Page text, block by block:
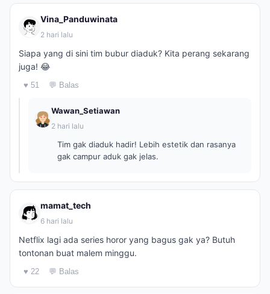
Vina_Panduwinata
2 hari lalu
Siapa yang di sini tim bubur diaduk? Kita perang sekarang
juga! 😂
♥ 51 💬 Balas
Wawan_Setiawan
2 hari lalu
Tim gak diaduk hadir! Lebih estetik dan rasanya
gak campur aduk gak jelas.
mamat_tech
6 hari lalu
Netflix lagi ada series horor yang bagus gak ya? Butuh
tontonan buat malem minggu.
♥ 22 💬 Balas